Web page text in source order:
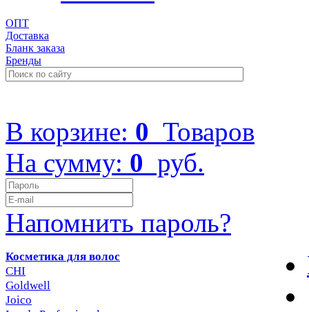
ОПТ
Доставка
Бланк заказа
Бренды
В корзине: 0 Товаров
На сумму: 0 руб.
Напомнить пароль?
Косметика для волос
CHI
Goldwell
Joico